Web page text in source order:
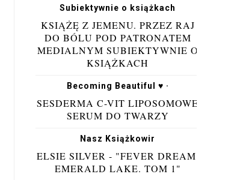
Subiektywnie o książkach
KSIĄŻĘ Z JEMENU. PRZEZ RAJ
DO BÓLU POD PATRONATEM
MEDIALNYM SUBIEKTYWNIE O
KSIĄŻKACH
Becoming Beautiful ♥ ·
SESDERMA C-VIT LIPOSOMOWE
SERUM DO TWARZY
Nasz Książkowir
ELSIE SILVER - "FEVER DREAM.
EMERALD LAKE. TOM 1"